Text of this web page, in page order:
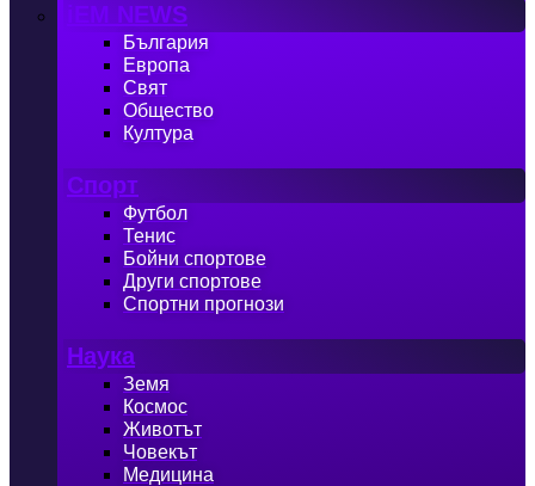
iEM NEWS
България
Европа
Свят
Общество
Култура
Спорт
Футбол
Тенис
Бойни спортове
Други спортове
Спортни прогнози
Наука
Земя
Космос
Животът
Човекът
Медицина